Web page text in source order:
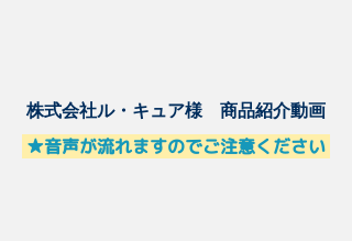
株式会社ル・キュア様 商品紹介動画
★音声が流れますのでご注意ください